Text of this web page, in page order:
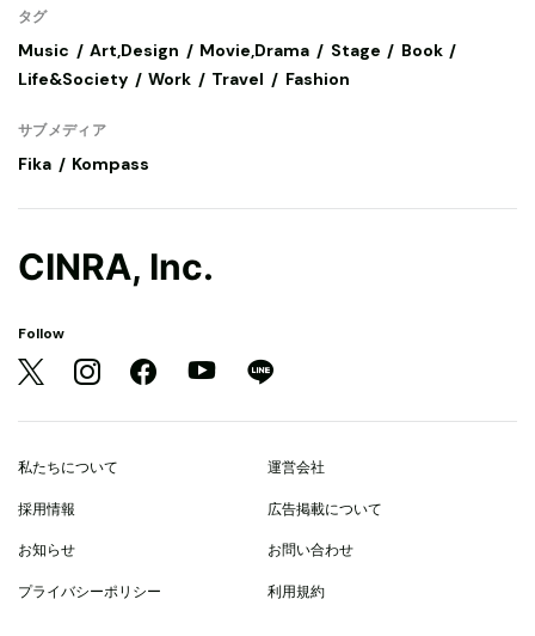
タグ
Music Art,Design Movie,Drama Stage
Book
Life&Society
Work Travel Fashion
サブメディア
Fika Kompass
CINRA, Inc.
Follow
私たちについて 運営会社
採用情報 広告掲載について
お知らせ お問い合わせ
プライバシーポリシー 利用規約